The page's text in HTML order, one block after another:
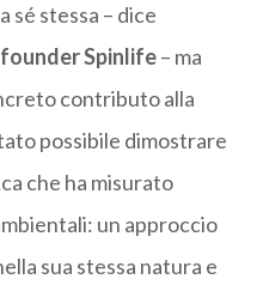
sé stessa – dice
Spinlife– ma
contributo alla
possibile dimostrare
che ha misurato
un approccio
sua stessa natura e